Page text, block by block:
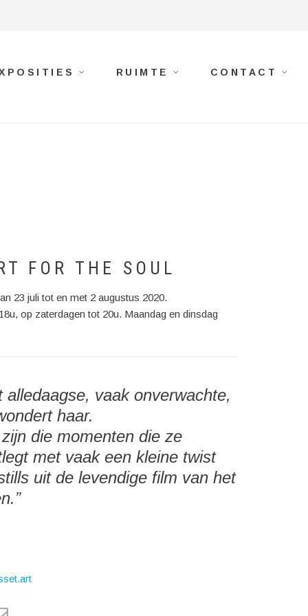
RUIMTE CONTACT
FOR THE SOUL
23 juli tot en met 2 augustus 2020.
op zaterdagen tot 20u. Maandag en dinsdag
alledaagse, vaak onverwachte,
haar.
die momenten die ze
met vaak een kleine twist
uit de levendige film van het